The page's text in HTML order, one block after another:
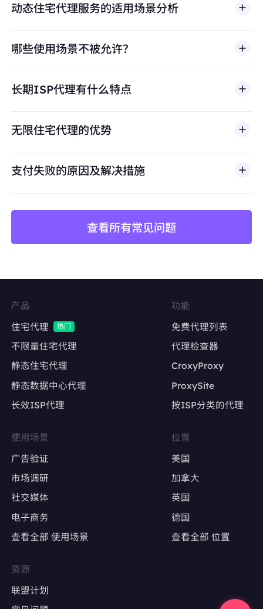
亚马逊、eBay、Shopify等平台的多账号运营，
保持每个店铺独立的IP身份，防止平台风控检测
长期稳定抓取竞品价格、库存、评论数据
矩阵账号运营
多账号管理
维持账号稳定的登录IP，降低异常登录风险
内容发布与互动
自动化发帖、点赞、评论，模拟真实用户行为
避免因IP变动导致账号被限流或封禁
Google Ads、Facebook Ads等广告平台的多
账户操作
确保每个广告账户使用固定IP，避免因IP变动触
发审核
广告效果测试
精准定位特定地区，测试广告投放效果
动态住宅代理服务的适用场景分析
哪些使用场景不被允许？
滥用、未经授权访问、绕过安全机制，或违反适用法律
业场景，包括公开网页数据访问、
、价格监
长期ISP代理有什么特点
无限住宅代理的优势
支付失败的原因及解决措施
查看所有常见问题
产品
住宅代理
热门
不限量住宅代理
静态住宅代理
静态数据中心代理
长效ISP代理
功能
免费代理列表
代理检查器
CroxyProxy
ProxySite
按ISP分类的代理
使用场景
广告验证
市场调研
社交媒体
电子商务
查看全部 使用场景
位置
美国
加拿大
英国
德国
查看全部 位置
资源
联盟计划